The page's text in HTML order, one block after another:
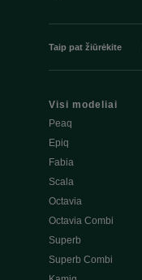
Taip pat žiūrėkite
Visi modeliai
Peaq
Epiq
Fabia
Scala
Octavia
Octavia Combi
Superb
Superb Combi